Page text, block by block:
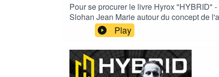
Pour se procurer le livre Hyrox "HYBRID"
Slohan Jean Marie autour du concept de
et son entraînement actuel dans cette
2006. Co-fondateur de SuperPhysique
compromettre la santé à long terme.À
exigent la transparence. Mon objectif :
: https://www.rudycoia.com/newsletter/
Play